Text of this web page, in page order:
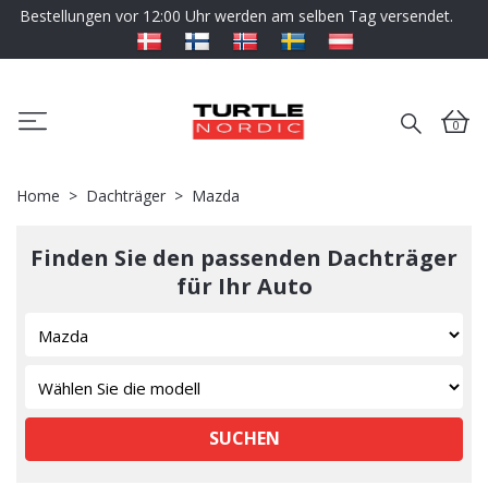
Bestellungen vor 12:00 Uhr werden am selben Tag versendet.
0
Home Dachträger Mazda
Finden Sie den passenden Dachträger
für Ihr Auto
SUCHEN